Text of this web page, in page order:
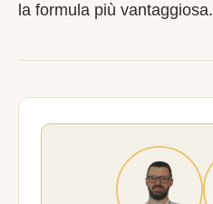
la formula più vantaggiosa.